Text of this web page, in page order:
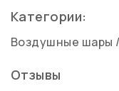
Категории:
Воздушные шары /
Отзывы